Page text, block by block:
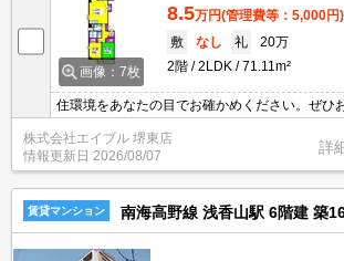
画像：7枚
8.5万円(管理費等：5,000円)
敷
なし 礼
20万
2階
2LDK 71.11m²
住環境をあなたの目でお確かめください。ぜひ
株式会社エイブル 堺東店
情報更新日 2026/08/07
詳
賃貸マンション 南海高野線 浅香山駅 6階建 築